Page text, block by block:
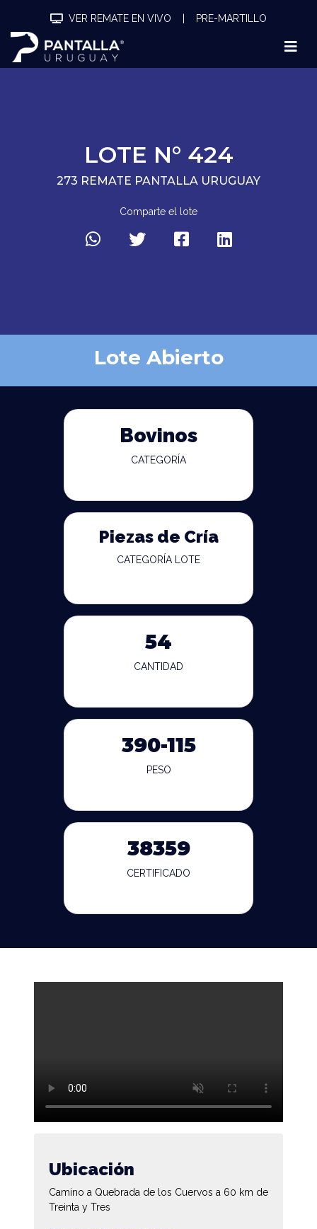
VER REMATE EN VIVO PRE-MARTILLO
LOTE N° 424
273 REMATE PANTALLA URUGUAY
Comparte el lote
Lote Abierto
Bovinos
CATEGORÍA
Piezas de Cría
CATEGORÍA LOTE
54
CANTIDAD
390-115
PESO
38359
CERTIFICADO
Ubicación
Camino a Quebrada de los Cuervos a 60 km de
Treinta y Tres